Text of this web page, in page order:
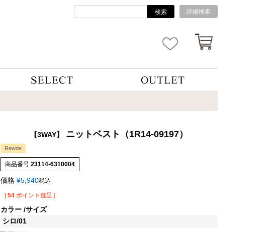
検索 詳細検索
【3WAY】 ニットベスト（1R14-09197）
Rewde
商品番号 23114-6310004
価格 ¥5,940税込
[ 54 ポイント進呈 ]
カラー サイズ
シロ/01